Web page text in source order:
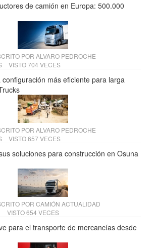
de camión en Europa: 500.000
POR ALVARO PEDROCHE
VISTO 704 VECES
configuración más eficiente para larga
POR ALVARO PEDROCHE
VISTO 657 VECES
soluciones para construcción en Osuna
POR CAMIÓN ACTUALIDAD
VISTO 654 VECES
para el transporte de mercancías desde